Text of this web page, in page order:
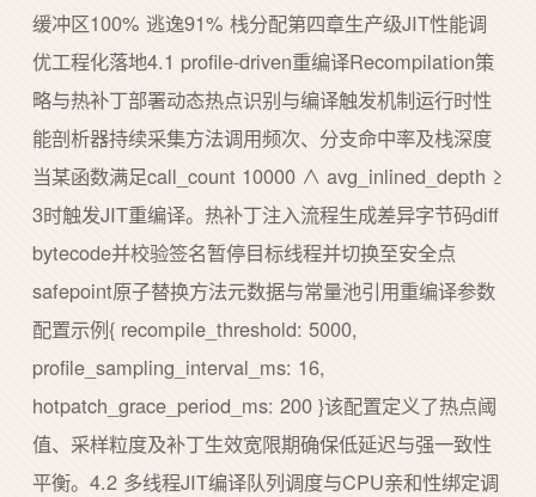
缓冲区100% 逃逸91% 栈分配第四章生产级JIT性能调
优工程化落地4.1 profile-driven重编译Recompilation策
略与热补丁部署动态热点识别与编译触发机制运行时性
能剖析器持续采集方法调用频次、分支命中率及栈深度
当某函数满足call_count 10000 ∧ avg_inlined_depth ≥
3时触发JIT重编译。热补丁注入流程生成差异字节码diff
bytecode并校验签名暂停目标线程并切换至安全点
safepoint原子替换方法元数据与常量池引用重编译参数
配置示例{ recompile_threshold: 5000,
profile_sampling_interval_ms: 16,
hotpatch_grace_period_ms: 200 }该配置定义了热点阈
值、采样粒度及补丁生效宽限期确保低延迟与强一致性
平衡。4.2 多线程JIT编译队列调度与CPU亲和性绑定调